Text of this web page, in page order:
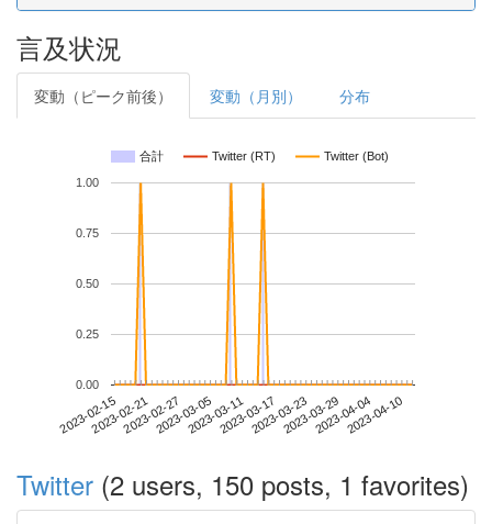
言及状況
変動（ピーク前後） 変動（月別） 分布
合計 Twitter (RT) Twitter (Bot)
2023-02-152023-02-212023-02-272023-03-052023-03-112023-03-172023-03-232023-03-292023-04-042023-04-10
0.00
0.25
0.50
0.75
1.00
Twitter (2 users, 150 posts, 1 favorites)